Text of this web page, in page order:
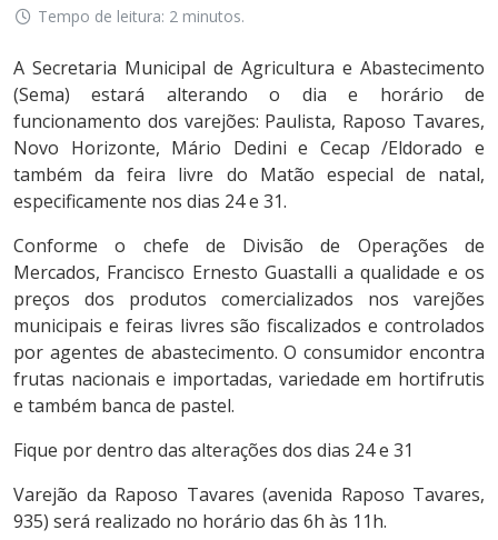
Tempo de leitura: 2 minutos.
A Secretaria Municipal de Agricultura e Abastecimento
(Sema) estará alterando o dia e horário de
funcionamento dos varejões: Paulista, Raposo Tavares,
Novo Horizonte, Mário Dedini e Cecap /Eldorado e
também da feira livre do Matão especial de natal,
especificamente nos dias 24 e 31.
Conforme o chefe de Divisão de Operações de
Mercados, Francisco Ernesto Guastalli a qualidade e os
preços dos produtos comercializados nos varejões
municipais e feiras livres são fiscalizados e controlados
por agentes de abastecimento. O consumidor encontra
frutas nacionais e importadas, variedade em hortifrutis
e também banca de pastel.
Fique por dentro das alterações dos dias 24 e 31
Varejão da Raposo Tavares (avenida Raposo Tavares,
935) será realizado no horário das 6h às 11h.